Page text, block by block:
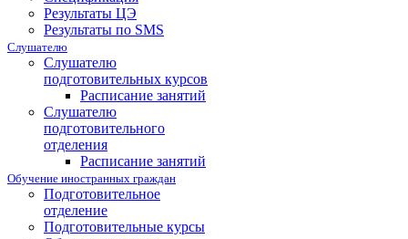
Результаты ЦЭ
Результаты по SMS
Слушателю
Слушателю
подготовительных курсов
Расписание занятий
Слушателю
подготовительного
отделения
Расписание занятий
Обучение иностранных граждан
Подготовительное
отделение
Подготовительные курсы